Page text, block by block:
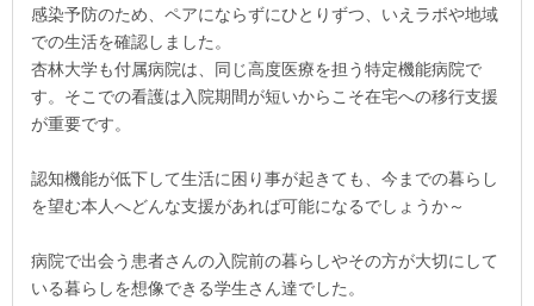
感染予防のため、ペアにならずにひとりずつ、いえラボや地域
での生活を確認しました。
杏林大学も付属病院は、同じ高度医療を担う特定機能病院で
す。そこでの看護は入院期間が短いからこそ在宅への移行支援
が重要です。
認知機能が低下して生活に困り事が起きても、今までの暮らし
を望む本人へどんな支援があれば可能になるでしょうか～
病院で出会う患者さんの入院前の暮らしやその方が大切にして
いる暮らしを想像できる学生さん達でした。